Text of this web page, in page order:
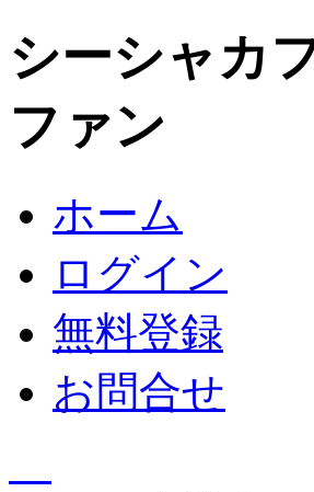
シーシャカ
ファン
ホーム
ログイン
無料登録
お問合せ